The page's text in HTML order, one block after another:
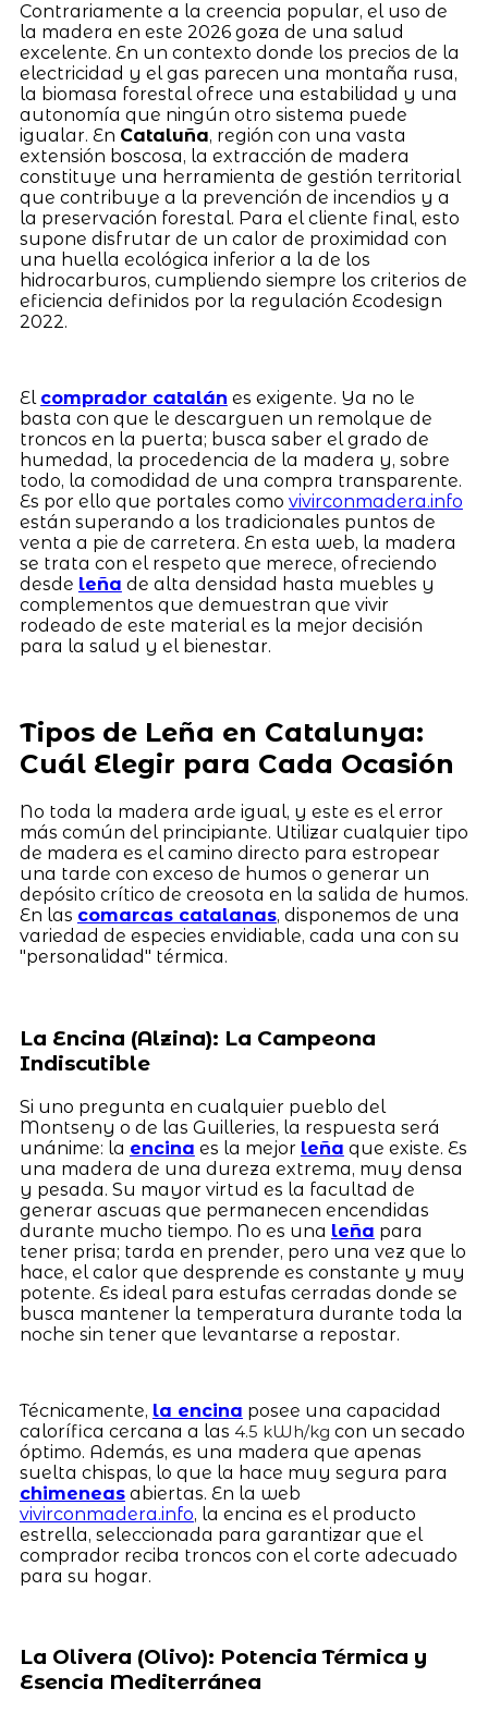
Contrariamente a la creencia popular, el uso de
la madera en este 2026 goza de una salud
excelente. En un contexto donde los precios de la
electricidad y el gas parecen una montaña rusa,
la biomasa forestal ofrece una estabilidad y una
autonomía que ningún otro sistema puede
igualar. En Cataluña, región con una vasta
extensión boscosa, la extracción de madera
constituye una herramienta de gestión territorial
que contribuye a la prevención de incendios y a
la preservación forestal. Para el cliente final, esto
supone disfrutar de un calor de proximidad con
una huella ecológica inferior a la de los
hidrocarburos, cumpliendo siempre los criterios de
eficiencia definidos por la regulación Ecodesign
2022.
El comprador catalán es exigente. Ya no le
basta con que le descarguen un remolque de
troncos en la puerta; busca saber el grado de
humedad, la procedencia de la madera y, sobre
todo, la comodidad de una compra transparente.
Es por ello que portales como vivirconmadera.info
están superando a los tradicionales puntos de
venta a pie de carretera. En esta web, la madera
se trata con el respeto que merece, ofreciendo
desde leña de alta densidad hasta muebles y
complementos que demuestran que vivir
rodeado de este material es la mejor decisión
para la salud y el bienestar.
Tipos de Leña en Catalunya:
Cuál Elegir para Cada Ocasión
No toda la madera arde igual, y este es el error
más común del principiante. Utilizar cualquier tipo
de madera es el camino directo para estropear
una tarde con exceso de humos o generar un
depósito crítico de creosota en la salida de humos.
En las comarcas catalanas, disponemos de una
variedad de especies envidiable, cada una con su
"personalidad" térmica.
La Encina (Alzina): La Campeona
Indiscutible
Si uno pregunta en cualquier pueblo del
Montseny o de las Guilleries, la respuesta será
unánime: la encina es la mejor leña que existe. Es
una madera de una dureza extrema, muy densa
y pesada. Su mayor virtud es la facultad de
generar ascuas que permanecen encendidas
durante mucho tiempo. No es una leña para
tener prisa; tarda en prender, pero una vez que lo
hace, el calor que desprende es constante y muy
potente. Es ideal para estufas cerradas donde se
busca mantener la temperatura durante toda la
noche sin tener que levantarse a repostar.
Técnicamente, la encina posee una capacidad
calorífica cercana a las 4.5 kWh/kg con un secado
óptimo. Además, es una madera que apenas
suelta chispas, lo que la hace muy segura para
chimeneasabiertas. En la web
vivirconmadera.info, la encina es el producto
estrella, seleccionada para garantizar que el
comprador reciba troncos con el corte adecuado
para su hogar.
La Olivera (Olivo): Potencia Térmica y
Esencia Mediterránea